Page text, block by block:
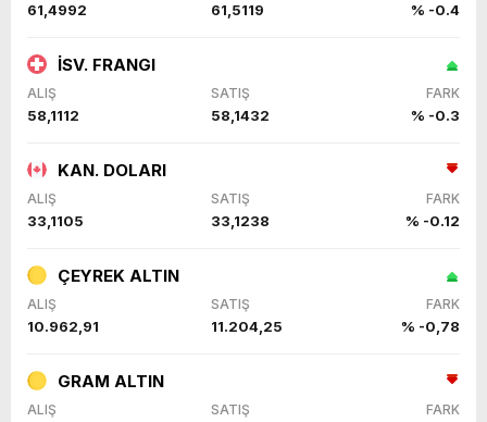
61,4992 61,5119 % -0.4
İSV. FRANGI
ALIŞ SATIŞ FARK
58,1112 58,1432 % -0.3
KAN. DOLARI
ALIŞ SATIŞ FARK
33,1105 33,1238 % -0.12
ÇEYREK ALTIN
ALIŞ SATIŞ FARK
10.962,91 11.204,25 % -0,78
GRAM ALTIN
ALIŞ SATIŞ FARK